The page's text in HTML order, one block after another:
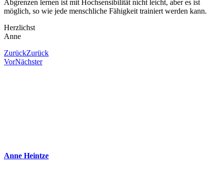
Abgrenzen lernen ist mit Hochsensibilität nicht leicht, aber es ist
möglich, so wie jede menschliche Fähigkeit trainiert werden kann.
Herzlichst
Anne
ZurückZurück
VorNächster
Anne Heintze